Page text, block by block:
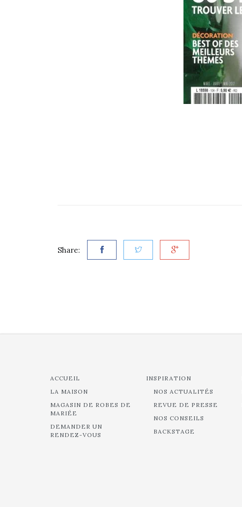
Share:
ACCUEIL
LA MAISON
MAGASIN DE ROBES DE
MARIÉE
DEMANDER UN
RENDEZ-VOUS
INSPIRATION
NOS ACTUALITÉS
REVUE DE PRESSE
NOS CONSEILS
BACKSTAGE